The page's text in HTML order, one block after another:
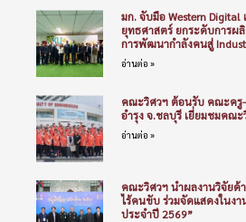
มก. จับมือ Western Digital
ยุทธศาสตร์ ยกระดับการผ
การพัฒนากำลังคนสู่
อ่านต่อ »
คณะวิศวฯ ต้อนรับ คณะครู-
อำรุง จ.ชลบุรี เยี่ยมชมคณะ
อ่านต่อ »
คณะวิศวฯ นำผลงานวิจัยด้
ไร้คนขับ ร่วมจัดแสดงในง
ประจำปี 2569”